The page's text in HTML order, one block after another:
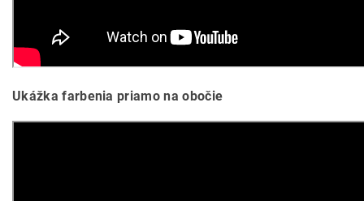
Ukážka farbenia priamo na obočie